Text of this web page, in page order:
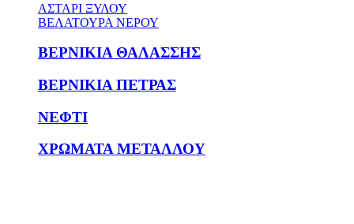
ΑΣΤΑΡΙ ΞΥΛΟΥ
ΒΕΛΑΤΟΥΡΑ ΝΕΡΟΥ
ΒΕΡΝΙΚΙΑ ΘΑΛΑΣΣΗΣ
ΒΕΡΝΙΚΙΑ ΠΕΤΡΑΣ
ΝΕΦΤΙ
ΧΡΩΜΑΤΑ ΜΕΤΑΛΛΟΥ